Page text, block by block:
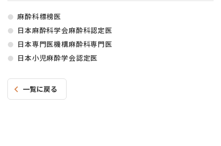
麻酔科標榜医
日本麻酔科学会麻酔科認定医
日本専門医機構麻酔科専門医
日本小児麻酔学会認定医
一覧に戻る